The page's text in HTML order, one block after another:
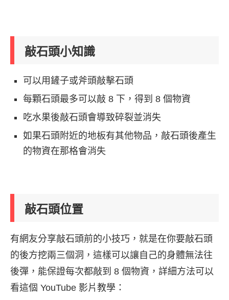
敲石頭小知識
可以用鏟子或斧頭敲擊石頭
每顆石頭最多可以敲 8 下，得到 8 個物資
吃水果後敲石頭會導致碎裂並消失
如果石頭附近的地板有其他物品，敲石頭後產生
的物資在那格會消失
敲石頭位置
有網友分享敲石頭前的小技巧，就是在你要敲石頭
的後方挖兩三個洞，這樣可以讓自己的身體無法往
後彈，能保證每次都敲到 8 個物資，詳細方法可以
看這個 YouTube 影片教學：